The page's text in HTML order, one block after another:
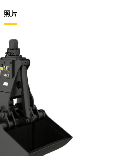
照片